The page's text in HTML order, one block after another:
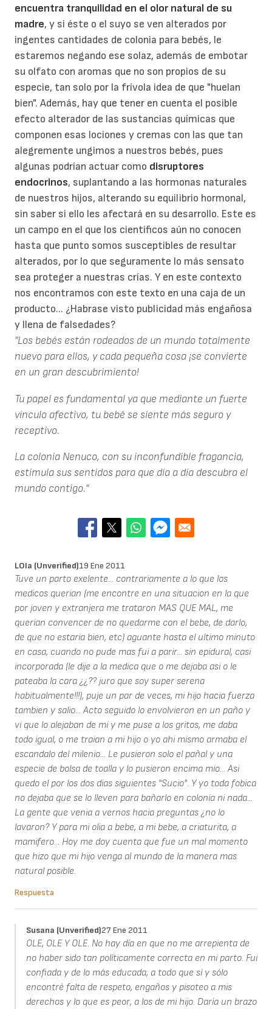
encuentra tranquilidad en el olor natural de su
madre, y si éste o el suyo se ven alterados por
ingentes cantidades de colonia para bebés, le
estaremos negando ese solaz, además de embotar
su olfato con aromas que no son propios de su
especie, tan solo por la frívola idea de que "huelan
bien". Además, hay que tener en cuenta el posible
efecto alterador de las sustancias químicas que
componen esas lociones y cremas con las que tan
alegremente ungimos a nuestros bebés, pues
algunas podrían actuar como disruptores
endocrinos, suplantando a las hormonas naturales
de nuestros hijos, alterando su equilibrio hormonal,
sin saber si ello les afectará en su desarrollo. Este es
un campo en el que los científicos aún no conocen
hasta que punto somos susceptibles de resultar
alterados, por lo que seguramente lo más sensato
sea proteger a nuestras crías. Y en este contexto
nos encontramos con este texto en una caja de un
producto... ¿Habrase visto publicidad más engañosa
y llena de falsedades?
"Los bebés están rodeados de un mundo totalmente
nuevo para ellos, y cada pequeña cosa ¡se convierte
en un gran descubrimiento!
Tu papel es fundamental ya que mediante un fuerte
vínculo afectivo, tu bebé se siente más seguro y
receptivo.
La colonia Nenuco, con su inconfundible fragancia,
estimula sus sentidos para que día a día descubra el
mundo contigo."
LOla (unverified)19 Ene 2011
Tuve un parto exelente... contrariamente a lo que los
medicos querian (me encontre en una situacion en la que
por joven y extranjera me trataron MAS QUE MAL, me
querian convencer de no quedarme con el bebe, de darlo,
de que no estaria bien, etc) aguante hasta el ultimo minuto
en casa, cuando no pude mas fui a parir... sin epidural, casi
incorporada (le dije a la medica que o me dejaba asi o le
pateaba la cara ¿¿?? juro que soy super serena
habitualmente!!!), puje un par de veces, mi hijo hacia fuerza
tambien y salio... Acto seguido lo envolvieron en un paño y
vi que lo alejaban de mi y me puse a los gritos, me daba
todo igual, o me traian a mi hijo o yo ahi mismo armaba el
escandalo del milenio... Le pusieron solo el pañal y una
especie de bolsa de toalla y lo pusieron encima mio... Asi
quedo el por los dos dias siguientes "Sucio". Y yo toda fobica
no dejaba que se lo lleven para bañarlo en colonia ni nada...
La gente que venia a vernos hacia preguntas ¿no lo
lavaron? Y para mi olia a bebe, a mi bebe, a criaturita, a
mamifero... Hoy me doy cuenta que fue un mal momento
que hizo que mi hijo venga al mundo de la manera mas
natural posible.
Respuesta
Susana (unverified)27 Ene 2011
OLE, OLE Y OLE. No hay día en que no me arrepienta de
no haber sido tan políticamente correcta en mi parto. Fui
confiada y de lo más educada, a todo que sí y sólo
encontré falta de respeto, engaños y pisoteo a mis
derechos y lo que es peor, a los de mi hijo. Daría un brazo